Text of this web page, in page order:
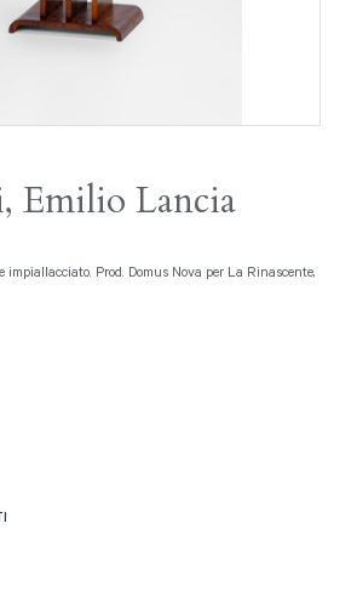
Emilio Lancia